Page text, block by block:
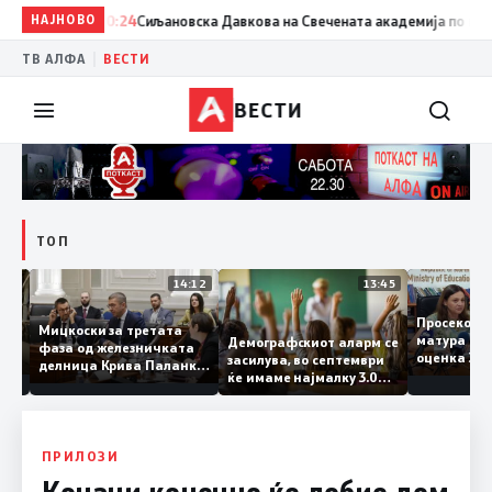
НАЈНОВО
20:24 Сиљановска Давкова на Свечената академија по повод
ТВ АЛФА ВЕСТИ
ВЕСТИ
ТОП
15:20
Во
14:12
Мицкоски за третата
фаза од железничката
делница Крива Паланка
– Деве Баир: Проектот
нема да заврши на
целина
13:45
Демографскиот аларм се
засилува, во септември
ќе имаме најмалку 3.000
првачиња помалку
матура
оценка
ПРИЛОЗИ